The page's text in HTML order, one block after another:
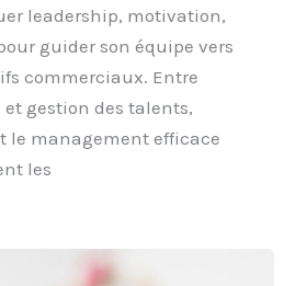
leadership, motivation,
guider son équipe vers
commerciaux. Entre
gestion des talents,
le management efficace
les